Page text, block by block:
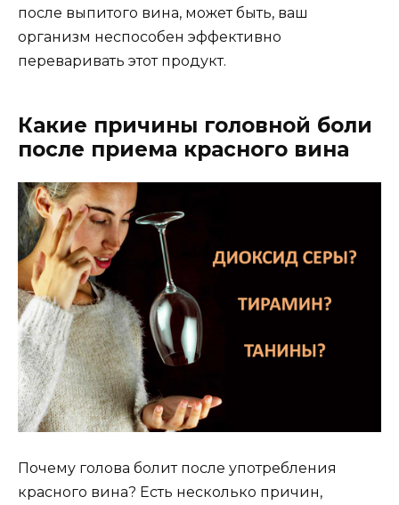
после выпитого вина, может быть, ваш
организм неспособен эффективно
переваривать этот продукт.
Какие причины головной боли
после приема красного вина
Почему голова болит после употребления
красного вина? Есть несколько причин,